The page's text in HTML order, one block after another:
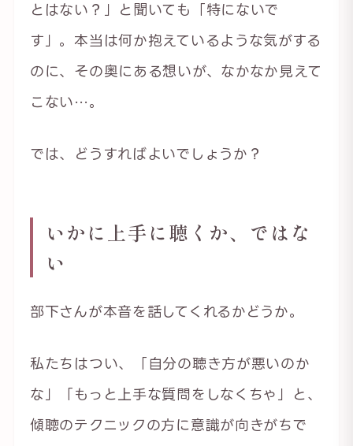
とはない？」と聞いても「特にないで
す」。本当は何か抱えているような気がする
のに、その奥にある想いが、なかなか見えて
こない…。
では、どうすればよいでしょうか？
いかに上手に聴くか、ではな
い
部下さんが本音を話してくれるかどうか。
私たちはつい、「自分の聴き方が悪いのか
な」「もっと上手な質問をしなくちゃ」と、
傾聴のテクニックの方に意識が向きがちで